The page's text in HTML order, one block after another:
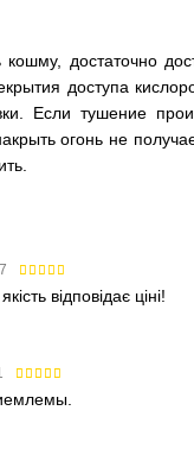
достаточно
доступа
Если тушение
огонь не
відповідає ціні!